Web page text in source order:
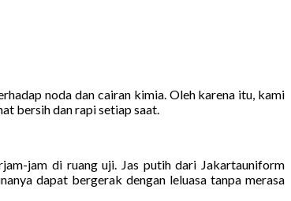
noda dan cairan kimia. Oleh karena itu, kami
bersih dan rapi setiap saat.
jam di ruang uji. Jas putih dari Jakartauniform
dapat bergerak dengan leluasa tanpa merasa